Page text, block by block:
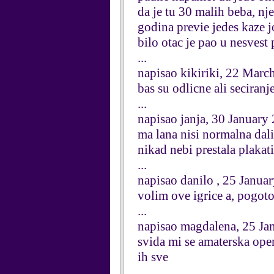
da je tu 30 malih beba,
godina previe jedes kaze
bilo otac je pao u
...
napisao kikiriki, 22
bas su odlicne ali
...
napisao janja, 30 January
ma lana nisi normalna
nikad nebi prestala plakati
...
napisao danilo , 25
volim ove igrice a,
...
napisao magdalena, 25
svida mi se amaterska
ih sve